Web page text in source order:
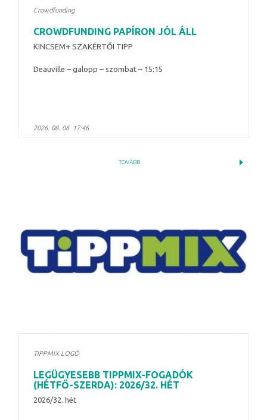
Crowdfunding
CROWDFUNDING PAPÍRON JÓL ÁLL
KINCSEM+ SZAKÉRTŐI TIPP
Deauville – galopp – szombat – 15:15
2026. 08. 06. 17:46
TOVÁBB
TIPPMIX LOGÓ
LEGÜGYESEBB TIPPMIX-FOGADÓK
(HÉTFŐ-SZERDA): 2026/32. HÉT
2026/32. hét